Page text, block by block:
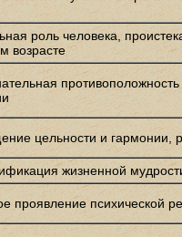
роль человека,
возрасте
цельности и гармонии,
жизненной
проявление психической